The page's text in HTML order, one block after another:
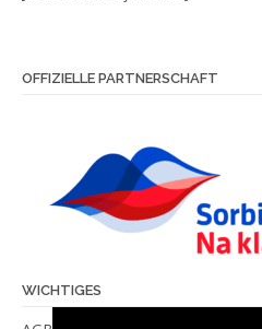
OFFIZIELLE PARTNERSCHAFT
WICHTIGES